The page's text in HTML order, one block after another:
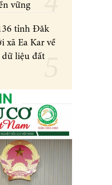
vững
tỉnh Đăk
xã Ea Kar về
dữ liệu đất